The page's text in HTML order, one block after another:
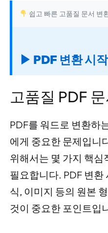
쉽고 빠른 고품질 문서 변
▶ PDF 변환 시작
고품질 PDF
PDF를 워드로 변환하
에게 중요한 문제입니
위해서는 몇 가지 핵심
필요합니다. PDF 변환
식, 이미지 등의 원본
것이 중요한 포인트입